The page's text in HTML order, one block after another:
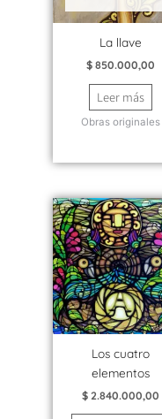
La llave
$ 850.000,00
Leer más
Obras originales
Los cuatro
elementos
$ 2.840.000,00